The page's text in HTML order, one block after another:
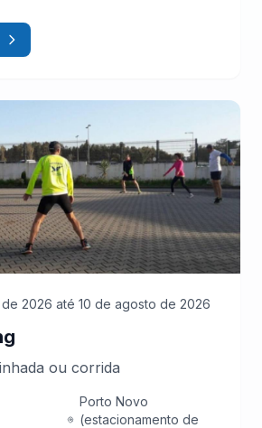
2026 até 10 de agosto de 2026
ou corrida
Porto Novo
(estacionamento de